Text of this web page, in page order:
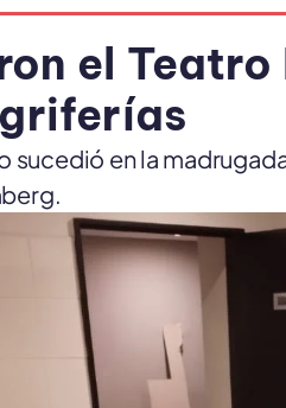
el
sucedió en la